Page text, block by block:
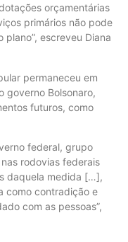
orçamentárias
primários não pode
escreveu Diana
permaneceu em
governo Bolsonaro,
futuros, como
federal, grupo
rodovias federais
daquela medida […],
como contradição e
com as pessoas”,